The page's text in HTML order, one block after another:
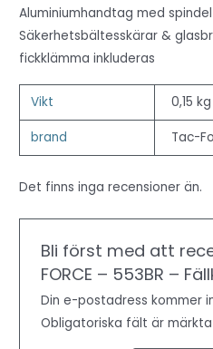
Aluminiumhandtag med
Säkerhetsbältesskärar &
fickklämma inkluderas
Vikt 0,15 kg
brand Tac-
Det finns inga recensioner än.
Bli först med att
FORCE – 553BR –
Din e-postadress kommer
Obligatoriska fält är märkta